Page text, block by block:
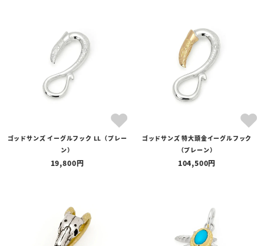
ゴッドサンズ イーグルフック LL（プレー
ン）
19,800
ゴッドサンズ 特大頭金イーグルフック
（プレーン）
104,500